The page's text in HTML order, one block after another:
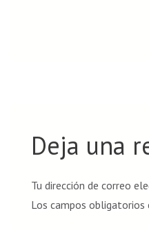
Deja una
Tu dirección de correo
Los campos obligatorios